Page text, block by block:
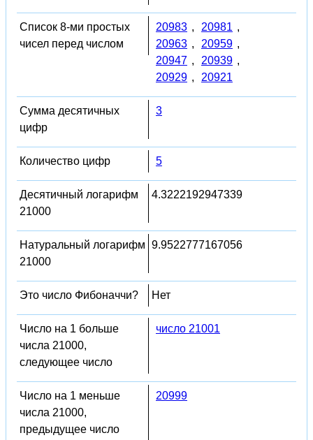
Список 8-ми простых
чисел перед числом
20983 , 20981 ,
20963 , 20959 ,
20947 , 20939 ,
20929 , 20921
Сумма десятичных
цифр
3
Количество цифр 5
Десятичный логарифм
21000
4.3222192947339
Натуральный логарифм
21000
9.9522777167056
Это число Фибоначчи? Нет
Число на 1 больше
числа 21000,
следующее число
число 21001
Число на 1 меньше
числа 21000,
предыдущее число
20999